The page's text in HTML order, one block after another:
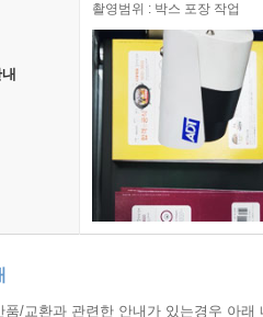
촬영범위 : 박스 포장 작업
/교환과 관련한 안내가 있는경우 아